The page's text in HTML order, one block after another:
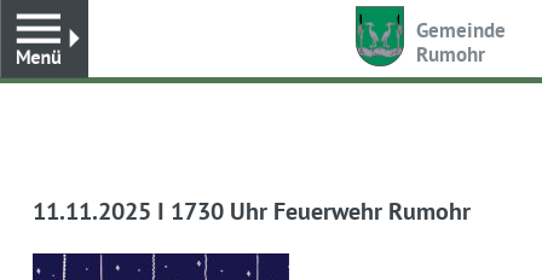
Gemeinde
Rumohr
11.11.2025 I 1730 Uhr Feuerwehr Rumohr